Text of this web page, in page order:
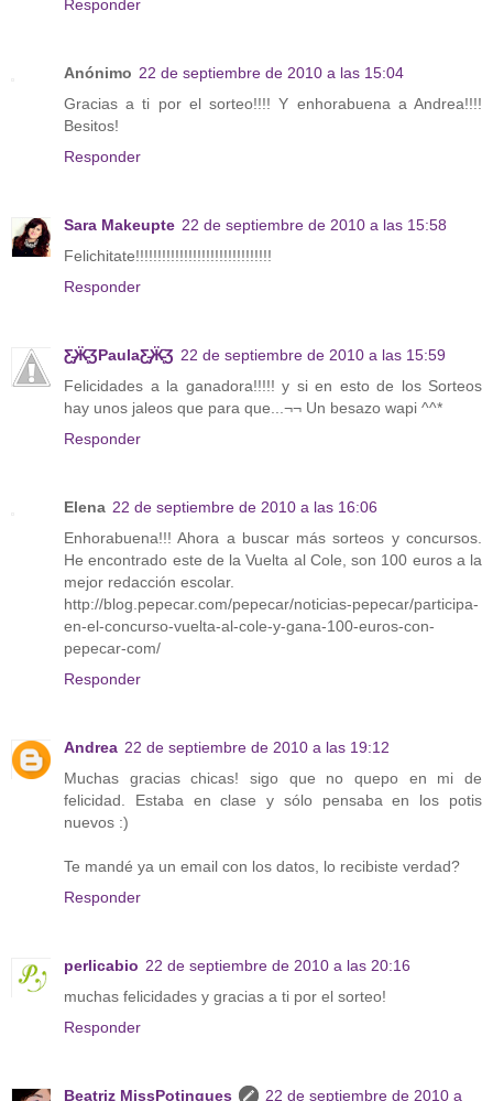
Responder
Anónimo 22 de septiembre de 2010 a las 15:04
Gracias a ti por el sorteo!!!! Y enhorabuena a Andrea!!!!
Besitos!
Responder
Sara Makeupte 22 de septiembre de 2010 a las 15:58
Felichitate!!!!!!!!!!!!!!!!!!!!!!!!!!!!!!!
Responder
Ƹ̵̡Ӝ̵̨̄ƷPaulaƸ̵̡Ӝ̵̨̄Ʒ 22 de septiembre de 2010 a las 15:59
Felicidades a la ganadora!!!!! y si en esto de los Sorteos
hay unos jaleos que para que...¬¬ Un besazo wapi ^^*
Responder
Elena 22 de septiembre de 2010 a las 16:06
Enhorabuena!!! Ahora a buscar más sorteos y concursos.
He encontrado este de la Vuelta al Cole, son 100 euros a la
mejor redacción escolar.
http://blog.pepecar.com/pepecar/noticias-pepecar/participa-
en-el-concurso-vuelta-al-cole-y-gana-100-euros-con-
pepecar-com/
Responder
Andrea 22 de septiembre de 2010 a las 19:12
Muchas gracias chicas! sigo que no quepo en mi de
felicidad. Estaba en clase y sólo pensaba en los potis
nuevos :)
Te mandé ya un email con los datos, lo recibiste verdad?
Responder
perlicabio 22 de septiembre de 2010 a las 20:16
muchas felicidades y gracias a ti por el sorteo!
Responder
Beatriz MissPotingues
22 de septiembre de 2010 a